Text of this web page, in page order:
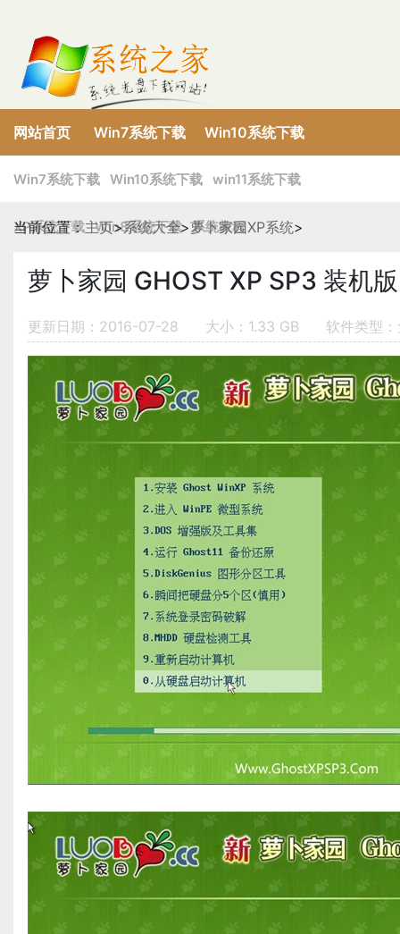
网站首页 Win7系统下载 Win10系统下载
XP系统下载 Win8系统下载 win11系统下载
Win7系统下载 Win10系统下载 win11系统下载
XP系统下载 Win8系统下载 系统教程
当前位置：主页>系统大全>萝卜家园XP系统>
萝卜家园 GHOST XP SP3 装机
更新日期：2016-07-28 大小：1.33 GB 软件类型